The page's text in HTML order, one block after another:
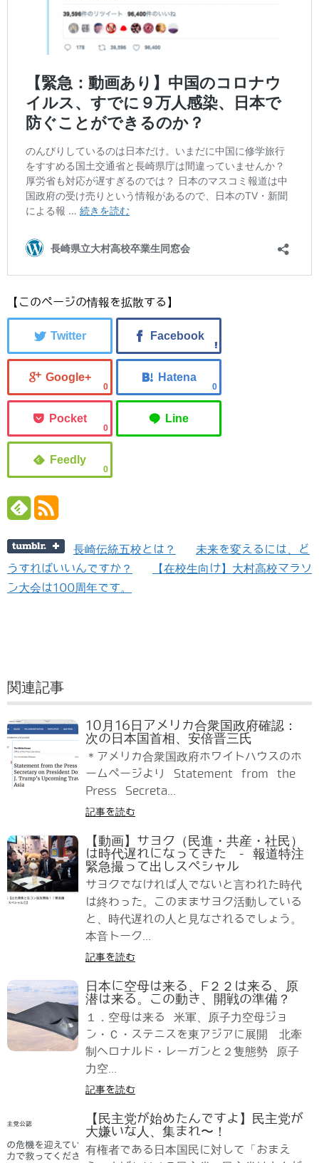
【このページの情報を拡散する】
0 0
0
0
長崎伝統五校とは？
未来を変えるには、ど
うすればいいんですか？
【在校生向け】大村高校マラソ
ン大会は100周年です。
関連記事
10月16日アメリカ合衆国政府確認：
次の日本国首相、安倍晋三氏
＊アメリカ合衆国政府ホワイトハウスのホ
ームページより Statement from the
Press Secreta...
記事を読む
【動画】サヨク（民進・共産・社民）
は時代遅れになってきた - 報道特注
緊急撮って出しスペシャル
サヨクでなければ人でないと言われた時代
は終わった。このままサヨク活動している
と、時代遅れの人と見なされるでしょう。
本音トーク...
記事を読む
日本に空母は来る、F２２は来る、原
潜は来る。この動き、開戦の準備？
１．空母は来る 米軍、原子力空母ジョ
ン・Ｃ・ステニスを東アジアに展開 北牽
制へロナルド・レーガンと２隻態勢 原子
力空...
記事を読む
【民主党が始めたんですよ】民主党が
大嫌いな人、集まれ〜！
有権者である日本国民に対して「おまえ